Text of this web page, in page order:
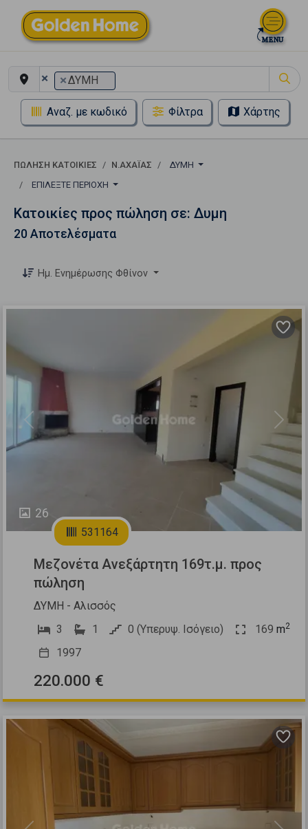
× ×ΔΥΜΗ
Αναζ. με κωδικό Φίλτρα Χάρτης
ΠΏΛΗΣΗ ΚΑΤΟΙΚΊΕΣ Ν.ΑΧΑΪΑΣ
ΔΥΜΗ
ΕΠΙΛΈΞΤΕ ΠΕΡΙΟΧΉ
Κατοικίες προς πώληση σε: Δυμη
20 Αποτελέσματα
Ημ. Ενημέρωσης Φθίνον
26
Previous Next
531164
Μεζονέτα Ανεξάρτητη 169τ.μ. προς
πώληση
ΔΥΜΗ - Αλισσός
3
1 0 (Υπερυψ. Ισόγειο) 169 m2
1997
220.000 €